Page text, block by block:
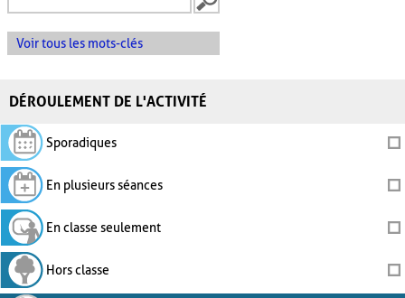
Voir tous les mots-clés
DÉROULEMENT DE L'ACTIVITÉ
Sporadiques
En plusieurs séances
En classe seulement
Hors classe